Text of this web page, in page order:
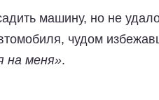
машину, но не
чудом
на меня».